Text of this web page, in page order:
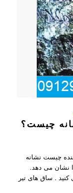
چیست؟
چیست نشانه
نشان می دهد.
. ساق های تیر